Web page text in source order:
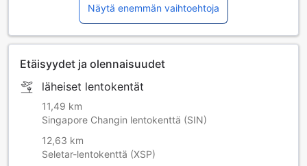
Näytä enemmän vaihtoehtoja
Etäisyydet ja olennaisuudet
läheiset lentokentät
11,49 km
Singapore Changin lentokenttä (SIN)
12,63 km
Seletar-lentokenttä (XSP)